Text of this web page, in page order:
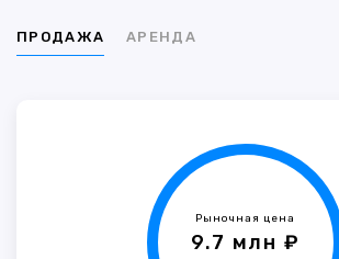
ПРОДАЖА АРЕНДА
Рыночная цена
9.7 млн ₽